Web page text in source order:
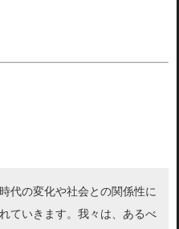
代の変化や社会との関係性に
ていきます。我々は、あるべ